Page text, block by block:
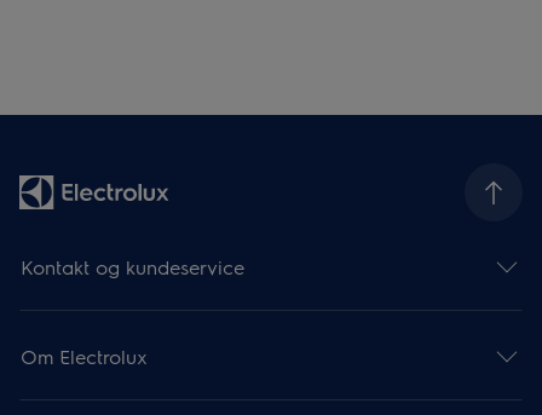
Kontakt og kundeservice
Om Electrolux